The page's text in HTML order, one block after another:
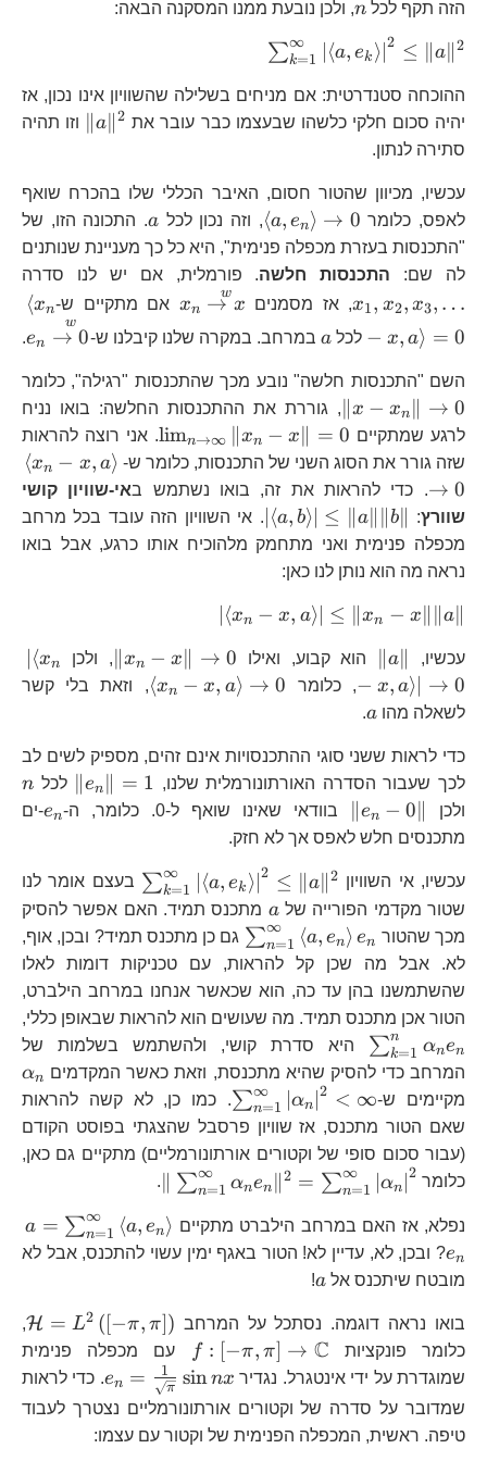
הזה תקף לכל
n n, ולכן נובעת ממנו המסקנה הבאה:
\right|^{2}\le\|a\|^{2}
∑k=1
∞ ⟨a, ek ⟩ ∣2 ≤ a 2
ההוכחה סטנדרטית: אם מניחים בשלילה שהשוויון אינו נכון, אז
יהיה סכום חלקי כלשהו שבעצמו כבר עובר את
∥a ∥2
וזו תהיה
סתירה לנתון.
עכשיו, מכיוון שהטור חסום, האיבר הכללי שלו בהכרח שואף
לאפס, כלומר
\left\langle
a,e_{n}\right\rangle
\to0
⟨a, en⟩ → 0 , וזה נכון לכל a
a. התכונה הזו, של
"התכנסות בעזרת מכפלה פנימית", היא כל כך מעניינת שנותנים
לה שם: התכנסות חלשה. פורמלית, אם יש לנו סדרה
x1, x2, x3, … , אז מסמניםx_{n}\overset{w}
{\to x}
xn → x
w
אם מתקיים ש-
=0
⟨xn
− x, a⟩ = 0 לכל a a במרחב. במקרה שלנו קיבלנו ש- en → 0
w
.
השם "התכנסות חלשה" נובע מכך שהתכנסות "רגילה", כלומר
x − xn → 0
, גוררת את ההתכנסות החלשה: בואו נניח
לרגע שמתקיים
x\|=0
limn→∞ xn − x = 0
. אני רוצה להראות
שזה גורר את הסוג השני של התכנסות, כלומר ש-
⟨xn − x, a⟩
→ 0 . כדי להראות את זה, בואו נשתמש באי-שוויון קושי
שוורץ:
\left|\left\langle
a,b\right\rangle
\right|\le\|a\|\|b\|
⟨a, b⟩ ≤ a∥∥ b∥
. אי השוויון הזה עובד בכל מרחב
מכפלה פנימית ואני מתחמק מלהוכיח אותו כרגע, אבל בואו
נראה מה הוא נותן לנו כאן:
\left|\left\langle
x,a\right\rangle
\right|\le\|x_{n}-
⟨xn − x, a⟩ ≤ ∥xn − x a
עכשיו, \|a\| ∥a הוא קבוע, ואילו
\|x_{n}-
x\|\to0
xn − x → 0 , ולכן ⟨xn
− x, a⟩ → 0 , כלומר\left\langle
x_{n}-
\to0
⟨xn − x, a⟩ → 0
, וזאת בלי קשר
לשאלה מהו a
.
כדי לראות ששני סוגי ההתכנסויות אינם זהים, מספיק לשים לב
לכך שעבור הסדרה האורתונורמלית שלנו,
∥en = 1 לכל n
ולכן \|e_{n}-0\| en − 0∥ בוודאי שאינו שואף ל-0. כלומר, ה- en
-ים
מתכנסים חלש לאפס אך לא חזק.
עכשיו, אי השוויון ∑k=1
∞ ⟨a, ek ⟩ ∣2 ≤ ∥a ∥2
בעצם אומר לנו
שטור מקדמי הפורייה של
a a מתכנס תמיד. האם אפשר להסיק
מכך שהטור
a,e_{n}\right\rangle
∑n=1
∞ ⟨a, en⟩ en
גם כן מתכנס תמיד? ובכן, אוף,
לא. אבל מה שכן קל להראות, עם טכניקות דומות לאלו
שהשתמשנו בהן עד כה, הוא שכאשר אנחנו במרחב הילברט,
הטור אכן מתכנס תמיד. מה שעושים הוא להראות שבאופן כללי,
\sum_{k=1}^{n}\alpha_{n}e_{n}
∑k=1
n αnen
היא סדרת קושי, ולהשתמש בשלמות של
המרחב כדי להסיק שהיא מתכנסת, וזאת כאשר המקדמים
αn
מקיימים ש-
<\infty
∑n=1
∞ ∣αn ∣2 < ∞
. כמו כן, לא קשה להראות
שאם הטור מתכנס, אז שוויון פרסבל שהצגתי בפוסט הקודם
(עבור סכום סופי של וקטורים אורתונורמליים) מתקיים גם כאן,
כלומר
∑n=1
∞ αnen
2 = ∑n=1
∞ αn
2
.
נפלא, אז האם במרחב הילברט מתקיים a = ∑n=1
∞ ⟨a, en⟩
en
? ובכן, לא, עדיין לא! הטור באגף ימין עשוי להתכנס, אבל לא
מובטח שיתכנס אל a
!
בואו נראה דוגמה. נסתכל על המרחב H = L2 ([−π, π])
,
כלומר פונקציותf:\left[-
f : [−π, π] → C
עם מכפלה פנימית
שמוגדרת על ידי אינטגרל. נגדיר
nx
en = π
1 sinnx
. כדי לראות
שמדובר על סדרה של וקטורים אורתונורמליים נצטרך לעבוד
טיפה. ראשית, המכפלה הפנימית של וקטור עם עצמו: